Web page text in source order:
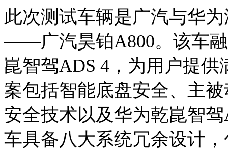
此次测试车辆是广汽与华
——广汽昊铂A800。该车
崑智驾ADS 4，为用户提
案包括智能底盘安全、主
安全技术以及华为乾崑智
车具备八大系统冗余设计